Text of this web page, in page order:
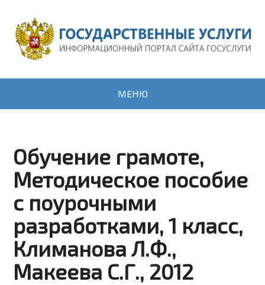
МЕНЮ
Обучение грамоте,
Методическое пособие
с поурочными
разработками, 1 класс,
Климанова Л.Ф.,
Макеева С.Г., 2012